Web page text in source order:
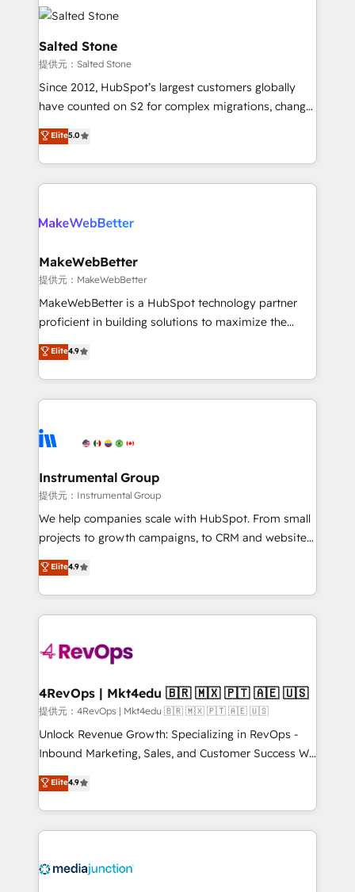
Accreditations with both HubSpot and Clay, our
clients gain a unique advantage in CRM architecture,
pipeline generation, data intelligence, and go-to-
market execution. Why B2B Businesses Choose RP: -
Secure: Soc2 compliant 🛡️ - Pricing: Implementations
starting at $1,5k 💵 - Speed: Launch in 14 days ⚡ -
Scale: Fastest tiering Elite HubSpot Partner 🪴 -
technical agency for a growth problem. Hire a
Salted Stone
提供元：Salted Stone
Since 2012, HubSpot’s largest customers globally
have counted on S2 for complex migrations, change
management, systems integration, and creative
solutions that deliver measurable impact and
transform brand experiences As one of the few full-
service creative agencies in the HubSpot
winning design to build scalable, globally
marketing campaigns, & RevOps frameworks that
fuel long-term success We connect the entire
customer lifecycle through seamless integrations,
ensure long-term adoption with change-
and service to drive sustainable growth With 6 key
HubSpot accreditations and experience across
teams has worked with clients just like you Let’s
explore whether S2 is the partner you’ve been
Elite5.0
MakeWebBetter
提供元：MakeWebBetter
MakeWebBetter is a HubSpot technology partner
proficient in building solutions to maximize the
operational efficiency of HubSpot. The fastest-
growing tech-enabler & facilitator, MakeWebBetter,
hands you the blend of HubSpot expertise &
eminent solutions & integrations. Trust us to
Elite Partners with 10+ years of HubSpot experience
Premier Partner 2023 🌟5 HubSpot Accreditations 🌟
Won HubSpot Theme Challenge 2021 🌟INBOUND’19
HubSpot Rising Star Why us? Harnessing the full
potential of the powerful HubSpot CRM. ✔️A team of
HubSpot experience ✔️Flexible pricing models —
Hourly-fee (assigned one Dedicated HubSpot
requirement). ✔️Helped over 25,000+ customers so
far with our HubSpot solutions. ✔️Bespoke apps &
on-demand bundle services. Connect with us today!
Elite4.9
Instrumental Group
提供元：Instrumental Group
We help companies scale with HubSpot. From small
projects to growth campaigns, to CRM and websites.
Hire an agency that's experienced in every inch of
HubSpot and willing to work hand-in-hand with your
team to simplify the complex and build a better
experience for your team and customers.
Elite4.9
4RevOps | Mkt4edu 🇧🇷 🇲🇽 🇵🇹 🇦🇪 🇺🇸
提供元：4RevOps | Mkt4edu 🇧🇷 🇲🇽 🇵🇹 🇦🇪 🇺🇸
Unlock Revenue Growth: Specializing in RevOps -
Inbound Marketing, Sales, and Customer Success We
specialize in driving revenue growth for companies
across industries through tailored marketing, sales,
and customer success strategies, utilizing RevOps
methodologies. As Latin America's largest HubSpot
offer unparalleled insights. Operating in five
Elite4.9